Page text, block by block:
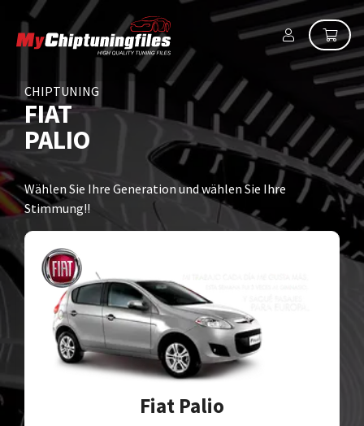
CHIPTUNING
FIAT
PALIO
Wählen Sie Ihre Generation und wählen Sie Ihre
Stimmung!!
Fiat Palio